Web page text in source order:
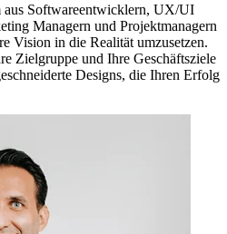
aus Softwareentwicklern, UX/UI
Managern und Projektmanagern
Vision in die Realität umzusetzen.
Zielgruppe und Ihre Geschäftsziele
Designs, die Ihren Erfolg